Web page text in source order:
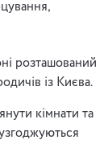
розташований
із Києва.
кімнати та